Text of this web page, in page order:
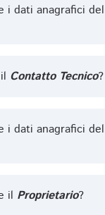
i dati anagrafici del
Contatto Tecnico?
i dati anagrafici del
il Proprietario?